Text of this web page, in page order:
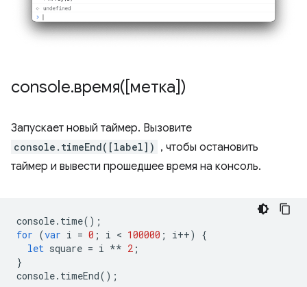
console.время([метка])
Запускает новый таймер. Вызовите
console.timeEnd([label]) , чтобы остановить
таймер и вывести прошедшее время на консоль.
console. time();
for (var i = 0 ; i < 100000 ; i++)
{
let square = i ** 2 ;
}
console. timeEnd();